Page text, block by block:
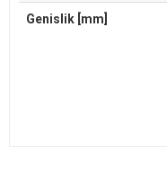
Genislik [mm]